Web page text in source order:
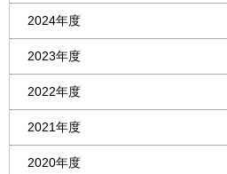
2024年度
2023年度
2022年度
2021年度
2020年度